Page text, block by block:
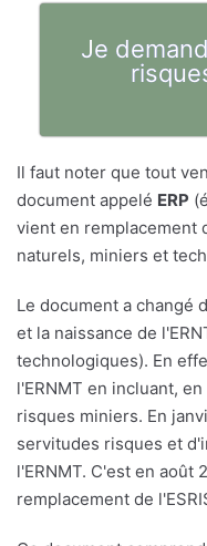
Je
Il faut noter que tout
document appelé ERP
vient en remplacement
naturels, miniers et
Le document a changé
et la naissance de
technologiques). En
l'ERNMT en incluant,
risques miniers. En
servitudes risques et
l'ERNMT. C'est en août
remplacement de